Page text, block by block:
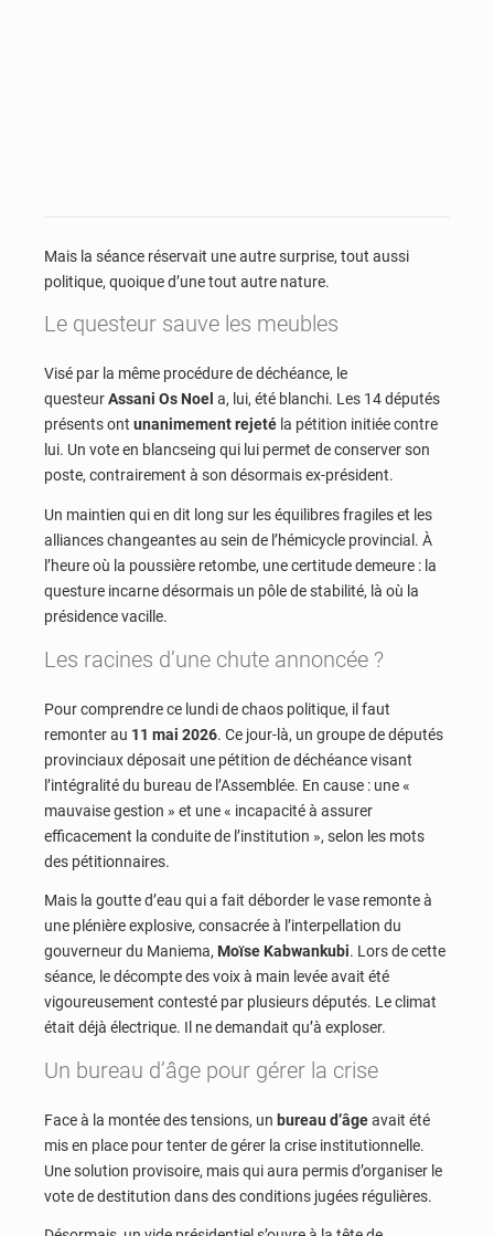
Mais la séance réservait une autre surprise, tout aussi
politique, quoique d’une tout autre nature.
Le questeur sauve les meubles
Visé par la même procédure de déchéance, le
questeurAssani Os Noel a, lui, été blanchi. Les 14 députés
présents ont unanimement rejeté la pétition initiée contre
lui. Un vote en blancseing qui lui permet de conserver son
poste, contrairement à son désormais ex-président.
Un maintien qui en dit long sur les équilibres fragiles et les
alliances changeantes au sein de l’hémicycle provincial. À
l’heure où la poussière retombe, une certitude demeure : la
questure incarne désormais un pôle de stabilité, là où la
présidence vacille.
Les racines d’une chute annoncée ?
Pour comprendre ce lundi de chaos politique, il faut
remonter au 11 mai 2026. Ce jour-là, un groupe de députés
provinciaux déposait une pétition de déchéance visant
l’intégralité du bureau de l’Assemblée. En cause : une «
mauvaise gestion » et une « incapacité à assurer
efficacement la conduite de l’institution », selon les mots
des pétitionnaires.
Mais la goutte d’eau qui a fait déborder le vase remonte à
une plénière explosive, consacrée à l’interpellation du
gouverneur du Maniema, Moïse Kabwankubi. Lors de cette
séance, le décompte des voix à main levée avait été
vigoureusement contesté par plusieurs députés. Le climat
était déjà électrique. Il ne demandait qu’à exploser.
Un bureau d’âge pour gérer la crise
Face à la montée des tensions, un bureau d’âgeavait été
mis en place pour tenter de gérer la crise institutionnelle.
Une solution provisoire, mais qui aura permis d’organiser le
vote de destitution dans des conditions jugées régulières.